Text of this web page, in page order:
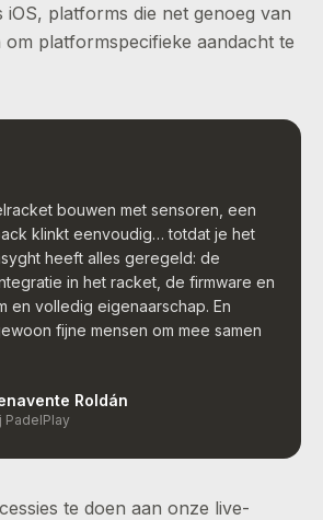
iOS, platforms die net genoeg van
platformspecifieke aandacht te
bouwen met sensoren, een
klinkt eenvoudig… totdat je het
heeft alles geregeld: de
in het racket, de firmware en
en volledig eigenaarschap. En
fijne mensen om mee samen
Roldán
PadelPlay
te doen aan onze live-